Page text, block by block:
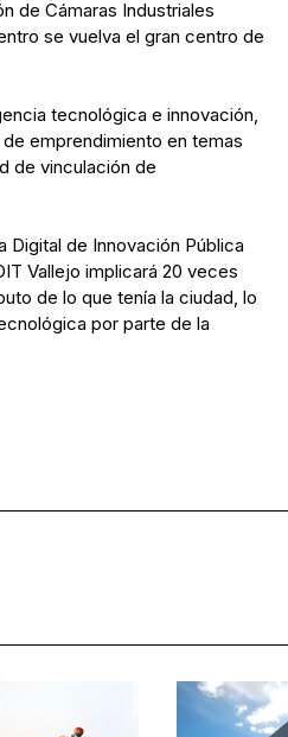
de Cámaras Industriales
se vuelva el gran centro de
tecnológica e innovación,
emprendimiento en temas
de vinculación de
Digital de Innovación Pública
Vallejo implicará 20 veces
de lo que tenía la ciudad, lo
por parte de la